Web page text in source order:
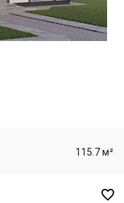
115.7 м²
